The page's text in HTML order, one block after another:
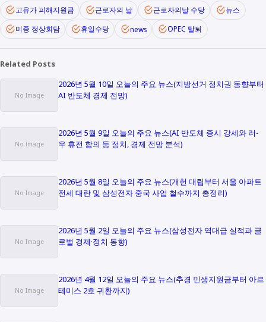
고유가 피해지원금 근로자의 날 근로자의날 수당
뉴스
미중 정상회담
휴일수당 news OPEC 탈퇴
Related Posts
2026년 5월 10일 오늘의 주요 뉴스(지방선거 정치권 동향부터
AI 반도체 경제 전망)
2026년 5월 9일 오늘의 주요 뉴스(AI 반도체 증시 강세와 러-
우 휴전 합의 등 정치, 경제 전망 분석)
2026년 5월 8일 오늘의 주요 뉴스(개헌 대립부터 서울 아파트
전세 대란 및 삼성전자 중국 사업 철수까지 총정리)
2026년 5월 2일 오늘의 주요 뉴스(삼성전자 역대급 실적과 글
로벌 경제·정치 동향)
2026년 4월 12일 오늘의 주요 뉴스(추경 민생지원금부터 아르
테미스 2호 귀환까지)